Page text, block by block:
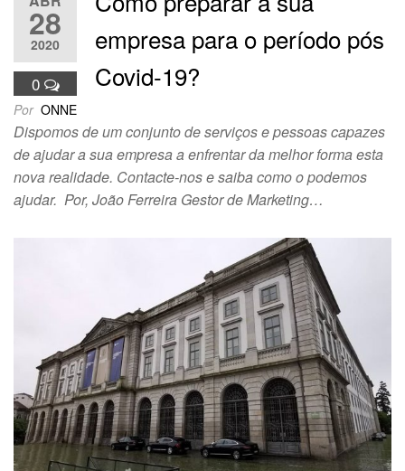
28
2020
0
empresa para o período pós
Covid-19?
Por ONNE
Dispomos de um conjunto de serviços e pessoas capazes
de ajudar a sua empresa a enfrentar da melhor forma esta
nova realidade. Contacte-nos e saiba como o podemos
ajudar. Por, João Ferreira Gestor de Marketing…